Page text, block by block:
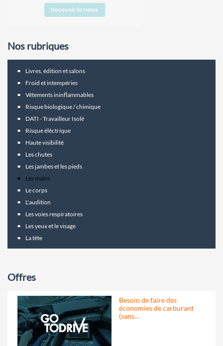
Nos rubriques
Livres, édition et salons
Froid et intempéries
Vêtements ininflammables
Risque biologique / chimique
DATI - Travailleur Isolé
Risque éléctrique
Haute visibilité
Les chutes
Les jambes et les pieds
Les mains
Le corps
L'audition
Les voies respiratoires
Les yeux et le visage
La tête
Offres
Besoin de faire des
économies de carburant
(sans…